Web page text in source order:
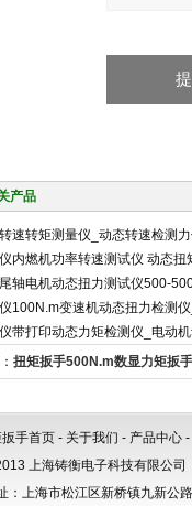
产品
速转矩测量仪_动态转速检测
内燃机功率转速测试仪 动态扭
轴电机动态扭力测试仪500-
100N.m变速机动态扭力检测
带打印动态力矩检测仪_电动
扭矩扳手500N.m数显力矩扳
扳手首页 - 关于我们 - 产品中心 -
上海铸衡电子科技有限公
：上海市松江区新桥镇九新